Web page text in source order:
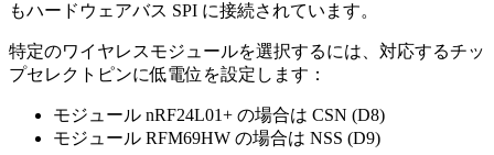
もハードウェアバス SPI に接続されています。
特定のワイヤレスモジュールを選択するには、対応するチッ
プセレクトピンに低電位を設定します：
モジュール nRF24L01+ の場合は CSN (D8)
モジュール RFM69HW の場合は NSS (D9)